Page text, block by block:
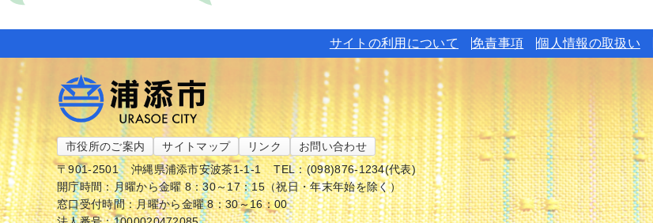
サイトの利用について 免責事項 個人情報の取扱い
市役所のご案内 サイトマップ リンク
お問い合わせ
〒901-2501
沖縄県浦添市安波茶1-1-1
TEL：(098)876-1234(代表)
開庁時間：月曜から金曜 8：30～17：15（祝日・年末年始を除く）
窓口受付時間：月曜から金曜 8：30～16：00